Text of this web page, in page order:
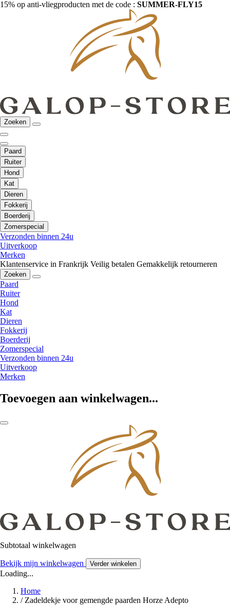
15% op anti-vliegproducten met de code : SUMMER-FLY15
Zoeken
Paard
Ruiter
Hond
Kat
Dieren
Fokkerij
Boerderij
Zomerspecial
Verzonden binnen 24u
Uitverkoop
Merken
Klantenservice in Frankrijk Veilig betalen Gemakkelijk retourneren
Zoeken
Paard
Ruiter
Hond
Kat
Dieren
Fokkerij
Boerderij
Zomerspecial
Verzonden binnen 24u
Uitverkoop
Merken
Toevoegen aan winkelwagen...
Subtotaal winkelwagen
Bekijk mijn winkelwagen Verder winkelen
Loading...
Home
/ Zadeldekje voor gemengde paarden Horze Adepto